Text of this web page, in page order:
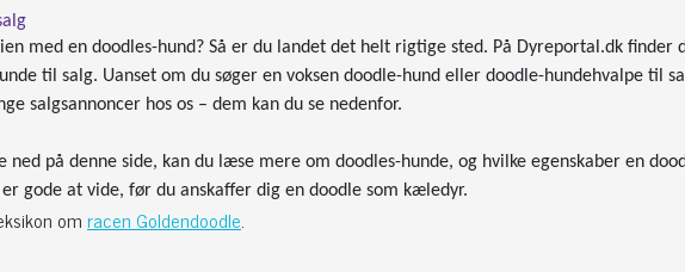
med en doodles-hund? Så er du landet det helt rigtige sted. På Dyreportal.dk finder
til salg. Uanset om du søger en voksen doodle-hund eller doodle-hundehvalpe til
salgsannoncer hos os – dem kan du se nedenfor.
på denne side, kan du læse mere om doodles-hunde, og hvilke egenskaber en
gode at vide, før du anskaffer dig en doodle som kæledyr.
omracen Goldendoodle.